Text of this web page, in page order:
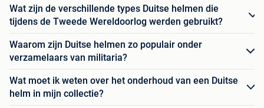
Wat zijn de verschillende types Duitse helmen die
tijdens de Tweede Wereldoorlog werden gebruikt?
Waarom zijn Duitse helmen zo populair onder
verzamelaars van militaria?
Wat moet ik weten over het onderhoud van een Duitse
helm in mijn collectie?